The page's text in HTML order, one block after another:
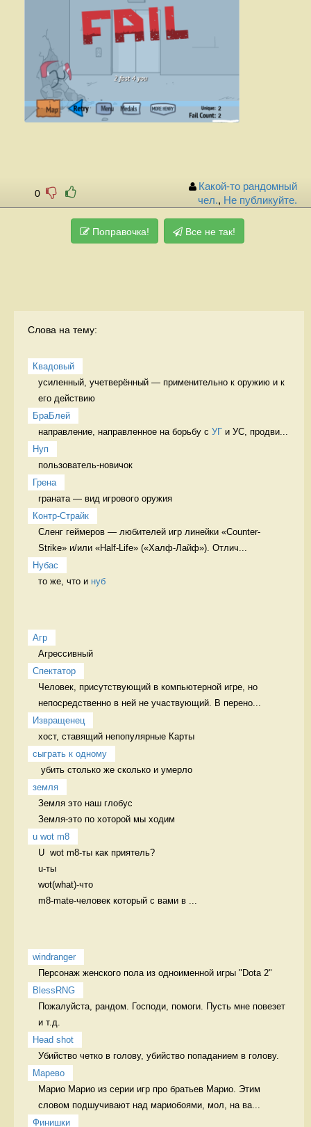
0
Какой-то рандомный
чел., Не публикуйте.
Поправочка! Все не так!
Слова на тему:
Квадовый
усиленный, учетверённый — применительно к оружию и к
его действию
БраБлей
направление, направленное на борьбу с УГ и УС, продви...
Нуп
пользователь-новичок
Грена
граната — вид игрового оружия
Контр-Страйк
Сленг геймеров — любителей игр линейки «Counter-
Strike» и/или «Half-Life» («Халф-Лайф»). Отлич...
Нубас
то же, что и нуб
Агр
Агрессивный
Спектатор
Человек, присутствующий в компьютерной игре, но
непосредственно в ней не участвующий. В перено...
Извращенец
хост, ставящий непопулярные Карты
сыграть к одному
убить столько же сколько и умерло
земля
Земля это наш глобус
Земля-это по хоторой мы ходим
u wot m8
U  wot m8-ты как приятель?
u-ты
wot(what)-что
m8-mate-человек который с вами в ...
windranger
Персонаж женского пола из одноименной игры "Dota 2"
BlessRNG
Пожалуйста, рандом. Господи, помоги. Пусть мне повезет
и т.д.
Head shot
Убийство четко в голову, убийство попаданием в голову.
Марево
Марио Марио из серии игр про братьев Марио. Этим
словом подшучивают над мариобоями, мол, на ва...
Финишки